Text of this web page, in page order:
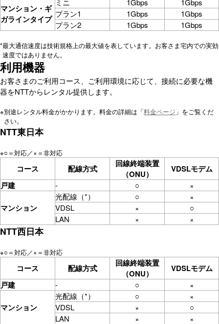
マンション・ギ
ガラインタイプ
ミニ 1Gbps
1Gbps
プラン1
1Gbps
1Gbps
プラン2
1Gbps 1Gbps
*最大通信速度は技術規格上の最大値を表しています。お客さま宅内での実効
速度ではありません。
利用機器
お客さまのご利用コース、ご利用環境に応じて、接続に必要な機
器をNTTからレンタル提供します。
※別途レンタル料金がかかります。料金の詳細は「料金ページ 」をご覧くだ
さい。
NTT東日本
※○＝対応／×＝非対応
コース 配線方式
回線終端装置
（ONU）
VDSLモデム
戸建
- ○ ×
マンション
光配線（*） ○
×
VDSL
×
○
LAN
× ×
NTT西日本
※○＝対応／×＝非対応
コース 配線方式
回線終端装置
（ONU）
VDSLモデム
戸建
- ○ ×
マンション
光配線（*） ○
×
VDSL
×
○
LAN
× ×